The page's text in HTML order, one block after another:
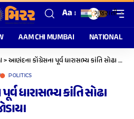
Aa
AAM CHI MUMBAI NATIONAL
>આણંદના કોંગ્રેસના પૂર્વ ધારાસભ્ય કાંતિ સોઢા પરમાર ભાજપમાં જોડાયા
POLITICS
ધારાસભ્ય કાંતિ સોઢા
ગુજરાતી ▼